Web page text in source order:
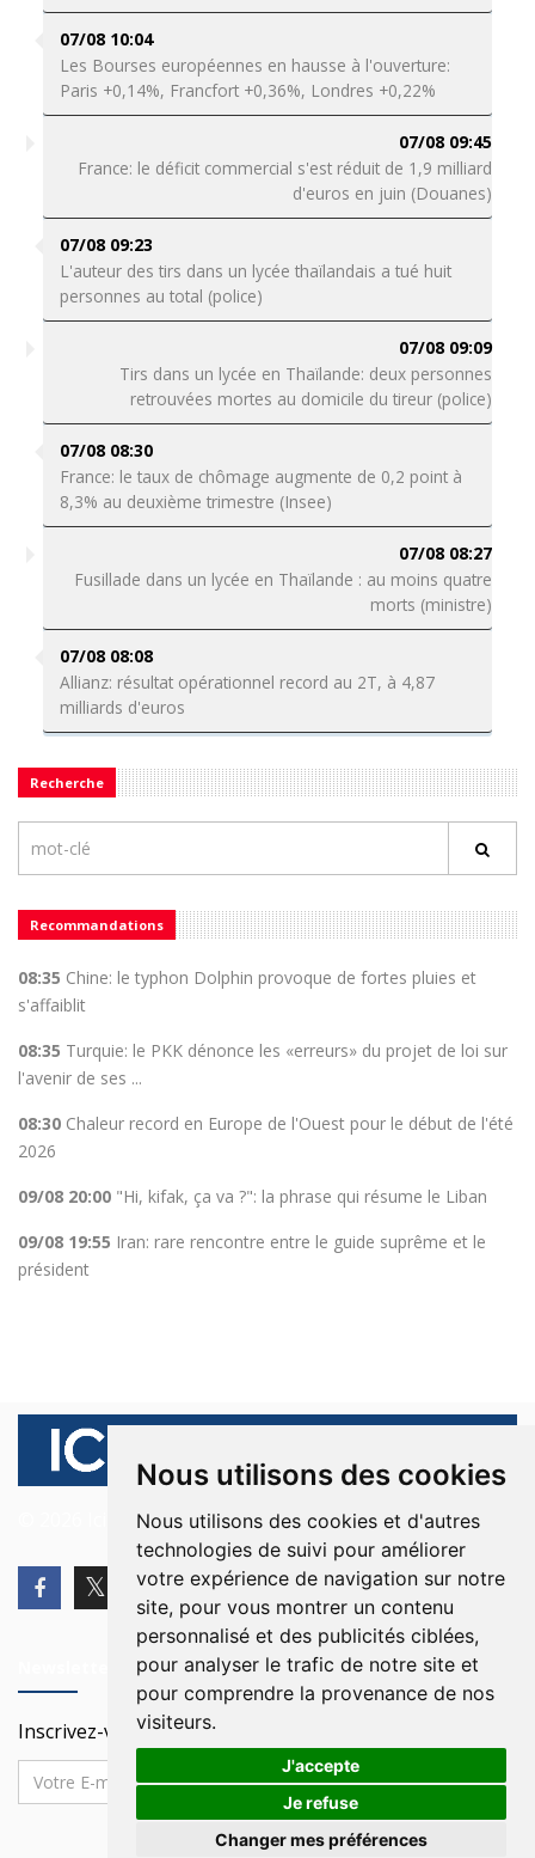
Nous utilisons des cookies
Nous utilisons des cookies et d'autres
technologies de suivi pour améliorer
votre expérience de navigation sur notre
site, pour vous montrer un contenu
personnalisé et des publicités ciblées,
pour analyser le trafic de notre site et
pour comprendre la provenance de nos
visiteurs.
J'accepte
Je refuse
Changer mes préférences
07/08 10:04
Les Bourses européennes en hausse à l'ouverture:
Paris +0,14%, Francfort +0,36%, Londres +0,22%
07/08 09:45
France: le déficit commercial s'est réduit de 1,9 milliard
d'euros en juin (Douanes)
07/08 09:23
L'auteur des tirs dans un lycée thaïlandais a tué huit
personnes au total (police)
07/08 09:09
Tirs dans un lycée en Thaïlande: deux personnes
retrouvées mortes au domicile du tireur (police)
07/08 08:30
France: le taux de chômage augmente de 0,2 point à
8,3% au deuxième trimestre (Insee)
07/08 08:27
Fusillade dans un lycée en Thaïlande : au moins quatre
morts (ministre)
07/08 08:08
Allianz: résultat opérationnel record au 2T, à 4,87
milliards d'euros
Recherche
Recommandations
08:35 Chine: le typhon Dolphin provoque de fortes pluies et
s'affaiblit
08:35 Turquie: le PKK dénonce les «erreurs» du projet de loi sur
l'avenir de ses ...
08:30 Chaleur record en Europe de l'Ouest pour le début de l'été
2026
09/08 20:00 "Hi, kifak, ça va ?": la phrase qui résume le Liban
09/08 19:55 Iran: rare rencontre entre le guide suprême et le
président
© 2026 Ici Beyrouth. Tous les droits sont réservés.
Inscrivez-vous à notre Newsletter